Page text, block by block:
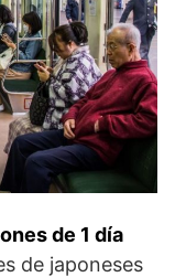
de 1 día
de japoneses